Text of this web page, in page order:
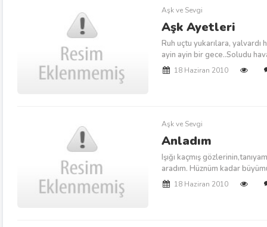
Aşk ve Sevgi
Aşk Ayetleri
Ruh uçtu yukarılara,
ayin ayin bir gece..Soludu
18 Haziran 2010
Aşk ve Sevgi
Anladım
Işığı kaçmış
aradım. Hüznüm kadar
18 Haziran 2010